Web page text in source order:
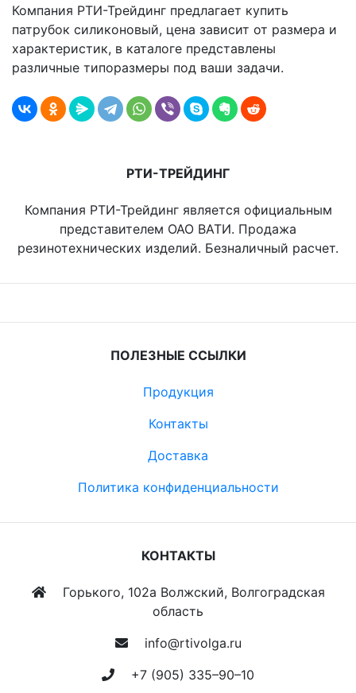
Компания РТИ-Трейдинг предлагает купить
патрубок силиконовый, цена зависит от размера и
характеристик, в каталоге представлены
различные типоразмеры под ваши задачи.
РТИ-ТРЕЙДИНГ
Компания РТИ-Трейдинг является официальным
представителем ОАО ВАТИ. Продажа
резинотехнических изделий. Безналичный расчет.
ПОЛЕЗНЫЕ ССЫЛКИ
Продукция
Контакты
Доставка
Политика конфиденциальности
КОНТАКТЫ
Горького, 102а Волжский, Волгоградская
область
info@rtivolga.ru
+7 (905) 335–90–10